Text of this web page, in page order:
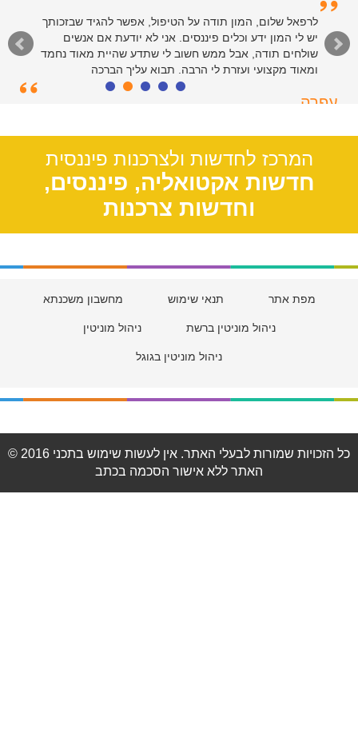
לרפאל שלום, המון תודה על הטיפול, אפשר להגיד שבזכותך
יש לי המון ידע וכלים פיננסים. אני לא יודעת אם אנשים
שולחים תודה, אבל ממש חשוב לי שתדע שהיית מאוד נחמד
ומאוד מקצועי ועזרת לי הרבה. תבוא עליך הברכה
עפרה
המרכז לחדשות ולצרכנות פיננסית
חדשות אקטואליה, פיננסים,
וחדשות צרכנות
מפת אתר תנאי שימוש מחשבון משכנתא
ניהול מוניטין ברשת ניהול מוניטין
ניהול מוניטין בגוגל
© 2016 כל הזכויות שמורות לבעלי האתר. אין לעשות שימוש בתכני
האתר ללא אישור הסכמה בכתב